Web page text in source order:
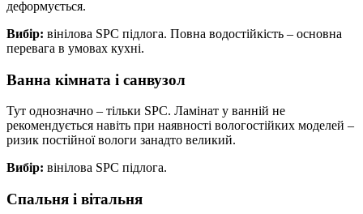
деформується.
Вибір: вінілова SPC підлога. Повна водостійкість – основна
перевага в умовах кухні.
Ванна кімната і санвузол
Тут однозначно – тільки SPC. Ламінат у ванній не
рекомендується навіть при наявності вологостійких моделей –
ризик постійної вологи занадто великий.
Вибір: вінілова SPC підлога.
Спальня і вітальня